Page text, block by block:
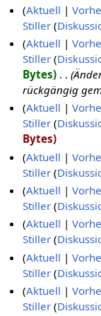
Aktuell
Stiller
Aktuell
Stiller
Bytes
rückgängig
Aktuell
Stiller
Bytes
Aktuell
Stiller
Aktuell
Stiller
Aktuell
Stiller
Aktuell
Stiller
Aktuell
Stiller